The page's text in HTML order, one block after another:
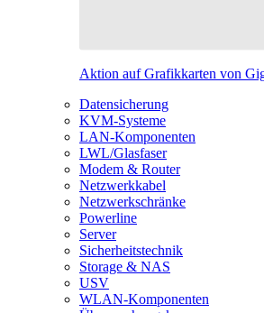
Aktion auf Grafikkarten von
Datensicherung
KVM-Systeme
LAN-Komponenten
LWL/Glasfaser
Modem & Router
Netzwerkkabel
Netzwerkschränke
Powerline
Server
Sicherheitstechnik
Storage & NAS
USV
WLAN-Komponenten